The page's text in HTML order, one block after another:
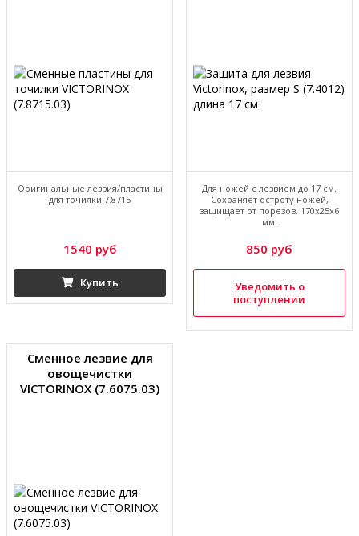
Оригинальные лезвия/пластины
для точилки 7.8715
1540 руб
Купить
Для ножей с лезвием до 17 см.
Сохраняет остроту ножей,
защищает от порезов. 170x25x6
мм.
850 руб
Уведомить о
поступлении
Сменное лезвие для
овощечистки
VICTORINOX (7.6075.03)